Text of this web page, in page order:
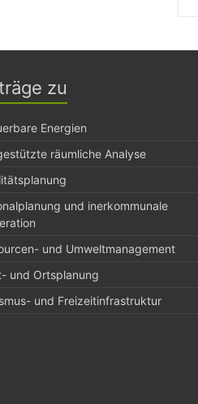
zu
Energien
räumliche Analyse
und inerkommunale
und Umweltmanagement
und Ortsplanung
und Freizeitinfrastruktur